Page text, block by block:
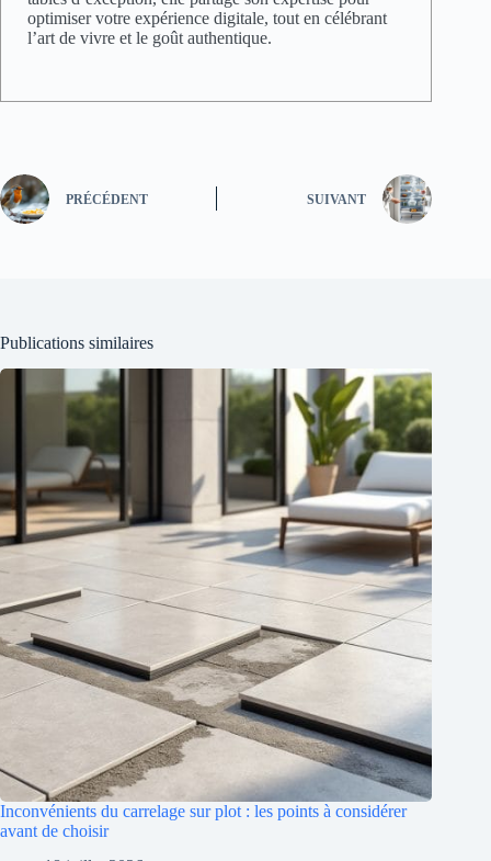
optimiser votre expérience digitale, tout en célébrant
l’art de vivre et le goût authentique.
PRÉCÉDENT SUIVANT
Publications similaires
Inconvénients du carrelage sur plot : les points à considérer
avant de choisir